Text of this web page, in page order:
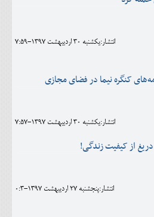
انتشار:يکشنبه 30 ارديبهشت 1397-7:59
انتشار:يکشنبه 30 ارديبهشت 1397-7:57
از کیفیت زندگی!
انتشار:پنجشنبه 27 ارديبهشت 1397-0:3